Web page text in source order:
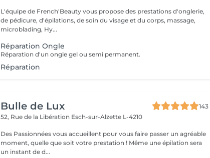
L'équipe de French'Beauty vous propose des prestations d'onglerie,
de pédicure, d'épilations, de soin du visage et du corps, massage,
microblading, Hy...
Réparation Ongle
Réparation d'un ongle gel ou semi permanent.
Réparation
Bulle de Lux
143
52, Rue de la Libération Esch-sur-Alzette L-4210
Des Passionnées vous accueillent pour vous faire passer un agréable
moment, quelle que soit votre prestation ! Même une épilation sera
un instant de d...